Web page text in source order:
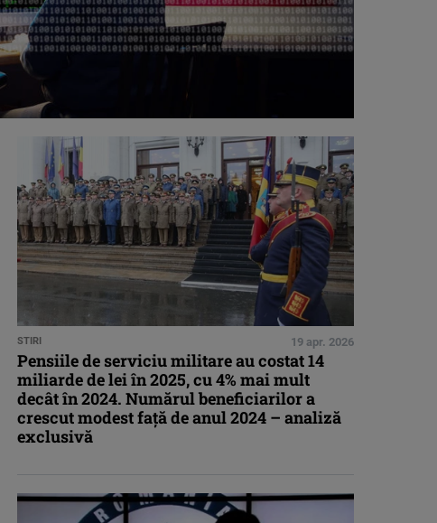
STIRI 19 apr. 2026
Pensiile de serviciu militare au costat 14
miliarde de lei în 2025, cu 4% mai mult
decât în 2024. Numărul beneficiarilor a
crescut modest faţă de anul 2024 – analiză
exclusivă